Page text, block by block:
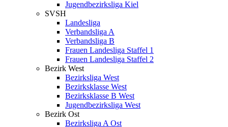
Jugendbezirksliga Kiel
SVSH
Landesliga
Verbandsliga A
Verbandsliga B
Frauen Landesliga Staffel 1
Frauen Landesliga Staffel 2
Bezirk West
Bezirksliga West
Bezirksklasse West
Bezirksklasse B West
Jugendbezirksliga West
Bezirk Ost
Bezirksliga A Ost